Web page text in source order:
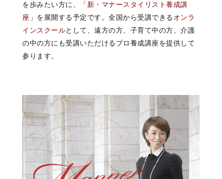
を歩みたい方に、
「新・マナースタイリスト養成講
座 」を展開する予定です。全国から受講できるオンラ
インスクールとして、遠方の方、子育て中の方、介護
の中の方にも受講いただけるプロ養成講座を提供して
参ります。